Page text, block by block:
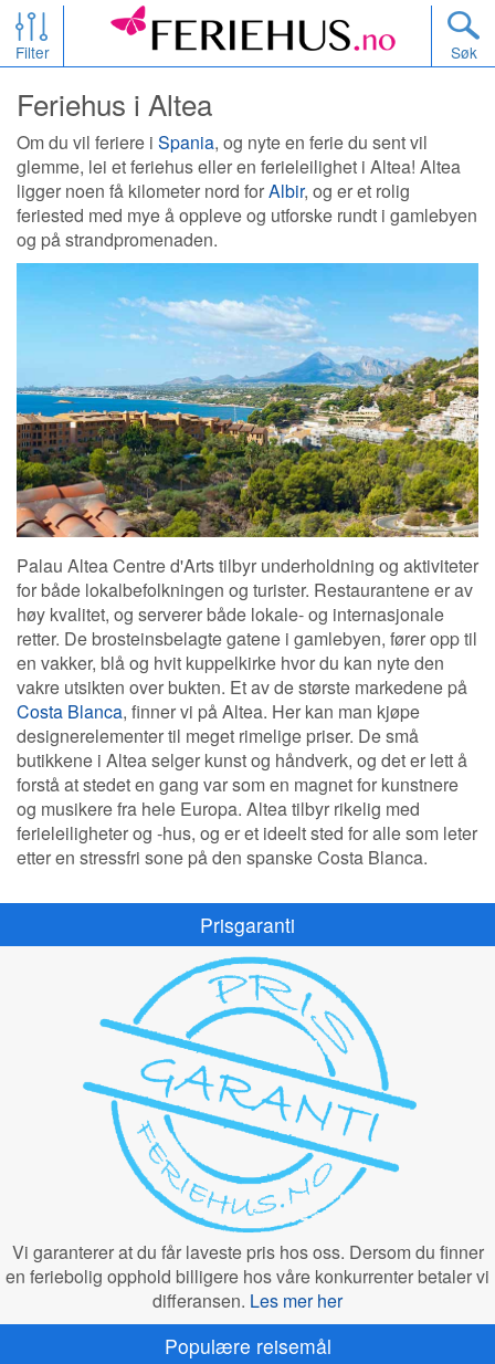
Filter Søk
Feriehus i Altea
Om du vil feriere i Spania, og nyte en ferie du sent vil
glemme, lei et feriehus eller en ferieleilighet i Altea! Altea
ligger noen få kilometer nord forAlbir, og er et rolig
feriested med mye å oppleve og utforske rundt i gamlebyen
og på strandpromenaden.
Palau Altea Centre d'Arts tilbyr underholdning og aktiviteter
for både lokalbefolkningen og turister. Restaurantene er av
høy kvalitet, og serverer både lokale- og internasjonale
retter. De brosteinsbelagte gatene i gamlebyen, fører opp til
en vakker, blå og hvit kuppelkirke hvor du kan nyte den
vakre utsikten over bukten. Et av de største markedene på
Costa Blanca, finner vi på Altea. Her kan man kjøpe
designerelementer til meget rimelige priser. De små
butikkene i Altea selger kunst og håndverk, og det er lett å
forstå at stedet en gang var som en magnet for kunstnere
og musikere fra hele Europa. Altea tilbyr rikelig med
ferieleiligheter og -hus, og er et ideelt sted for alle som leter
etter en stressfri sone på den spanske Costa Blanca.
Prisgaranti
Vi garanterer at du får laveste pris hos oss. Dersom du finner
en feriebolig opphold billigere hos våre konkurrenter betaler vi
differansen. Les mer her
Populære reisemål